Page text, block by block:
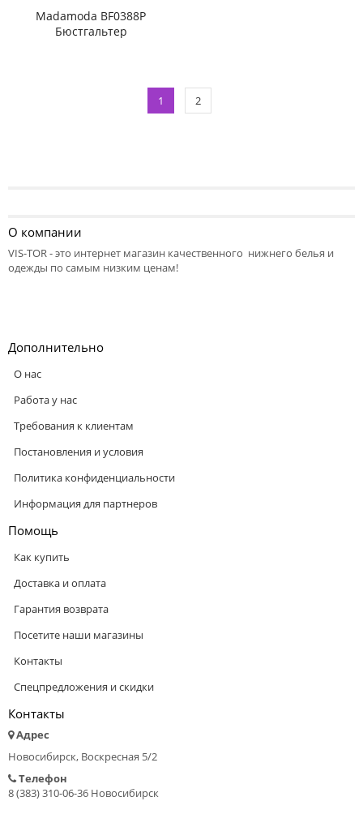
Madamoda BF0388P
Бюстгальтер
1 2
О компании
VIS-TOR - это интернет магазин качественного нижнего белья и
одежды по самым низким ценам!
Дополнительно
О нас
Работа у нас
Требования к клиентам
Постановления и условия
Политика конфиденциальности
Информация для партнеров
Помощь
Как купить
Доставка и оплата
Гарантия возврата
Посетите наши магазины
Контакты
Спецпредложения и скидки
Контакты
Адрес
Новосибирск, Воскресная 5/2
Телефон
8 (383) 310-06-36 Новосибирск